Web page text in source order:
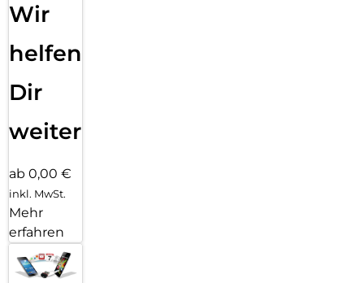
Wir
helfen
Dir
weiter
ab 0,00 €
inkl. MwSt.
Mehr
erfahren